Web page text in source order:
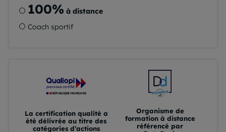
100% à distance
Coach sportif
La certification qualité a
été délivrée au titre des
catégories d’actions
Organisme de
formation à distance
référencé par